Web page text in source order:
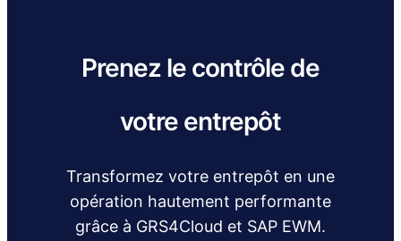
Prenez le contrôle de
votre entrepôt
Transformez votre entrepôt en une
opération hautement performante
grâce à GRS4Cloud et SAP EWM.